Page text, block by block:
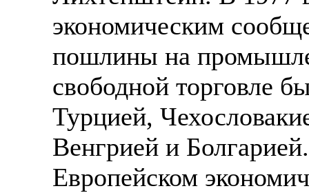
экономическим
пошлины на
свободной торговле
Турцией,
Венгрией и
Европейском